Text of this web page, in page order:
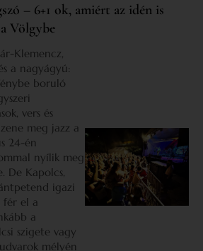
– 6+1 ok, amiért az idén is
Völgybe
Klemencz,
a nagyágyú:
boruló
vers és
meg jazz a
24-én
nyílik meg
De Kapolcs,
igazi
fér el a
a
szigete vagy
mélyén